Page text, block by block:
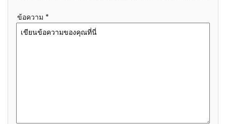
ข้อความ *